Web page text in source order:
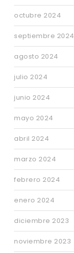
octubre 2024
septiembre 2024
agosto 2024
julio 2024
junio 2024
mayo 2024
abril 2024
marzo 2024
febrero 2024
enero 2024
diciembre 2023
noviembre 2023